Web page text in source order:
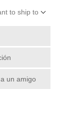
to ship to